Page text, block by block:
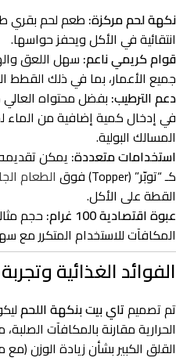
نكهة لحم مركزة: طعم لحم بقري
انتقائية في الأكل ويحفز حواسها.
قوام كريمي ناعم: سهل اللعق
جميع الأعمار، بما في ذلك القطط
دعم الترطيب: بفضل محتواه
في إدخال كمية إضافية من
المسالك البولية.
استخدامات متعددة: يمكن
كـ “توبّر” (Topper) فوق
الطعام
القطة على الأكل.
عبوة اقتصادية 100 غرام:
حجم
المكافآت للاستخدام المتكرر مع
الفوائد الغذائية
تم تصميمتاي بيت بنكهة اللحم
الحرارية مقارنة بالمكافآت
القلق الكبير بشأن زيادة الوزن (مع